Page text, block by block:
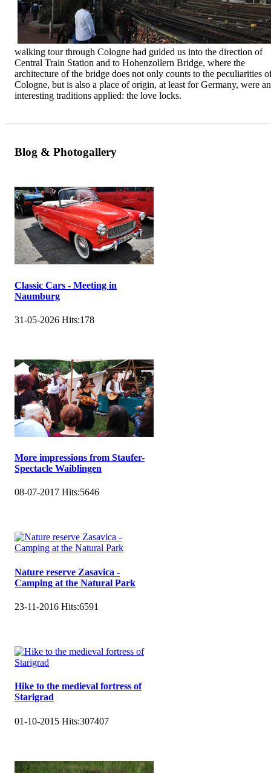
walking tour through Cologne had guided us into the direction of
Central Train Station and to Hohenzollern Bridge, where the
architecture of the bridge does not only counts to the peculiarities
Cologne, but is also a place of origin, at least for Germany, were an
interesting traditions applied: the love locks.
Blog & Photogallery
Classic Cars - Meeting in
Naumburg
31-05-2026 Hits:178
More impressions from Staufer-
Spectacle Waiblingen
08-07-2017 Hits:5646
Nature reserve Zasavica -
Camping at the Natural Park
23-11-2016 Hits:6591
Hike to the medieval fortress of
Starigrad
01-10-2015 Hits:307407